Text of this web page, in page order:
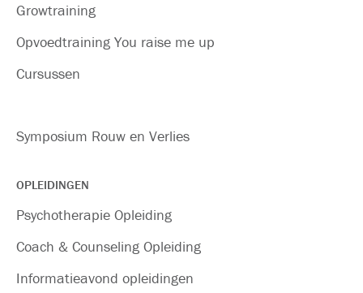
Growtraining
Opvoedtraining You raise me up
Cursussen
Symposium Rouw en Verlies
OPLEIDINGEN
Psychotherapie Opleiding
Coach & Counseling Opleiding
Informatieavond opleidingen